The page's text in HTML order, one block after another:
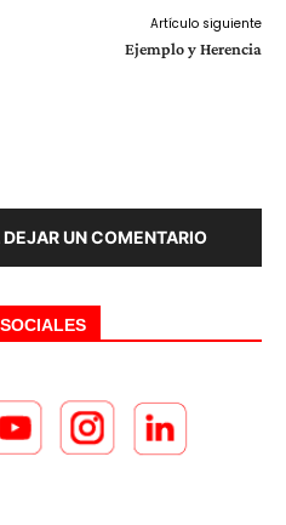
Artículo siguiente
Ejemplo y Herencia
UN COMENTARIO